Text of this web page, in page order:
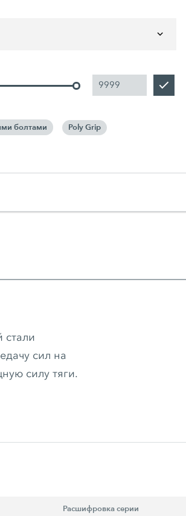
болтами Poly Grip
стали
сил на
силу тяги.
Расшифровка серии